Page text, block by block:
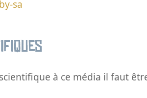
sa
à ce média il faut